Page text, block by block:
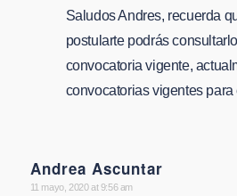
Saludos Andres, recuerda
postularte podrás
convocatoria vigente,
convocatorias vigentes para
Andrea Ascuntar
says:
11 mayo, 2020 at 9:56 am